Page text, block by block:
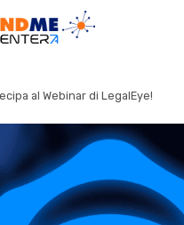
al Webinar di LegalEye!